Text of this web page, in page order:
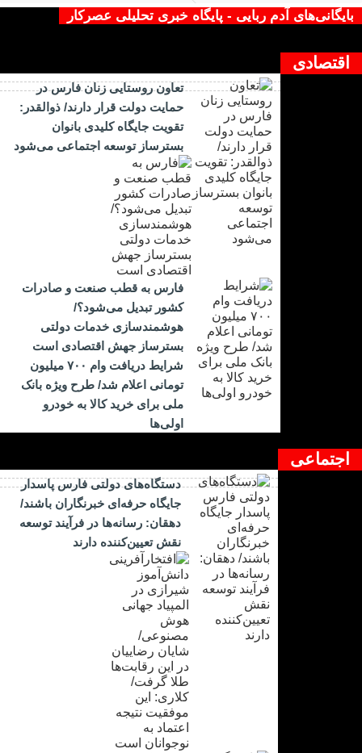
بایگانی‌های آدم ربایی - پایگاه خبری تحلیلی عصرکار
اقتصادی
تعاون روستایی زنان فارس در
حمایت دولت قرار دارند/ ذوالقدر:
تقویت جایگاه کلیدی بانوان
بسترساز توسعه اجتماعی می‌شود
فارس به قطب صنعت و صادرات
کشور تبدیل می‌شود؟/
هوشمندسازی خدمات دولتی
بسترساز جهش اقتصادی است
شرایط دریافت وام ۷۰۰ میلیون
تومانی اعلام شد/ طرح ویژه بانک
ملی برای خرید کالا به خودرو
اولی‌ها
اجتماعی
دستگاه‌های دولتی فارس پاسدار
جایگاه حرفه‌ای خبرنگاران باشند/
دهقان: رسانه‌ها در فرآیند توسعه
نقش تعیین‌کننده دارند